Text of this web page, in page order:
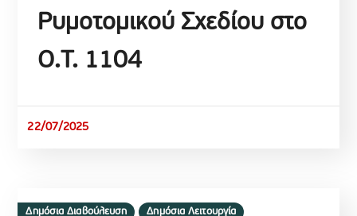
Ρυμοτομικού Σχεδίου στο
Ο.Τ. 1104
22/07/2025
Δημόσια Διαβούλευση Δημόσια Λειτουργία